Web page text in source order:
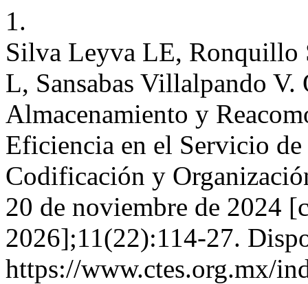
1.
Silva Leyva LE, Ronquillo
L, Sansabas Villalpando
Almacenamiento y
Eficiencia en el Servicio
Codificación y
20 de noviembre de 2024
2026];11(22):114-27.
https://www.ctes.org.mx/